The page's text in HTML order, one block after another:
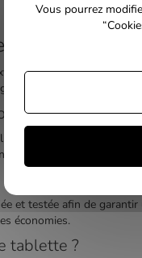
idéal à prix
vous propose une
et budgets.
jouer ou travailler,
: choisissez selon vos
et testée afin de
économies.
tablette ?
Vous pourrez